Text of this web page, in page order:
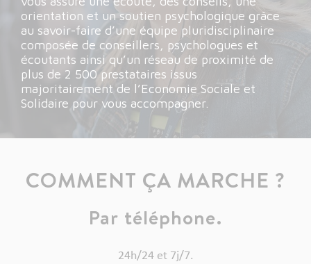
orientation et un soutien psychologique grâce
au savoir-faire d’une équipe pluridisciplinaire
composée de conseillers, psychologues et
écoutants ainsi qu’un réseau de proximité de
plus de 2 500 prestataires issus
majoritairement de l’Economie Sociale et
Solidaire pour vous accompagner.
COMMENT ÇA MARCHE ?
Par téléphone.
24h/24 et 7j/7.